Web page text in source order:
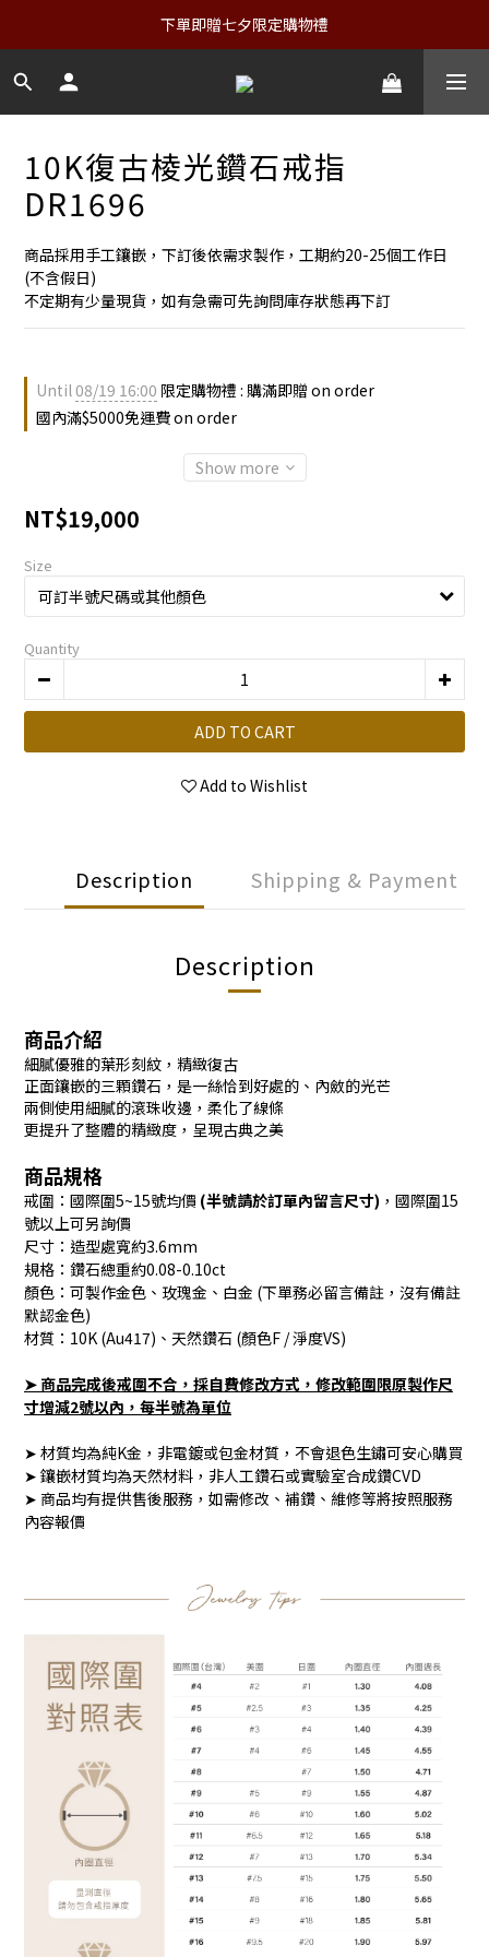
下單即贈七夕限定購物禮
10K復古棱光鑽石戒指
DR1696
商品採用手工鑲嵌，下訂後依需求製作，工期約20-25個工作日
(不含假日)
不定期有少量現貨，如有急需可先詢問庫存狀態再下訂
Until08/19 16:00 限定購物禮 : 購滿即贈 on order
國內滿$5000免運費 on order
Show more
NT$19,000
Size
Quantity
ADD TO CART
Add to Wishlist
Description Shipping & Payment
Description
商品介紹
細膩優雅的葉形刻紋，精緻復古
正面鑲嵌的三顆鑽石，是一絲恰到好處的、內斂的光芒
兩側使用細膩的滾珠收邊，柔化了線條
更提升了整體的精緻度，呈現古典之美
商品規格
戒圍：國際圍5~15號均價 (半號請於訂單內留言尺寸) ，國際圍15
號以上可另詢價
尺寸：造型處寬約3.6mm
規格：鑽石總重約0.08-0.10ct
顏色：可製作金色、玫瑰金、白金 (下單務必留言備註，沒有備註
默認金色)
材質：10K (Au417)、天然鑽石 (顏色F / 淨度VS)
➤ 商品完成後戒圍不合，採自費修改方式，修改範圍限原製作尺
寸增減2號以內，每半號為單位
➤ 材質均為純K金，非電鍍或包金材質，不會退色生鏽可安心購買
➤ 鑲嵌材質均為天然材料，非人工鑽石或實驗室合成鑽CVD
➤ 商品均有提供售後服務，如需修改、補鑽、維修等將按照服務
內容報價